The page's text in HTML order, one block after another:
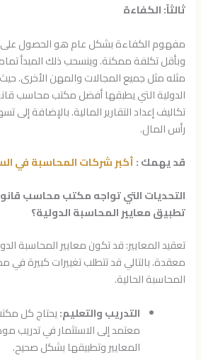
ثالثاً: الكفاءة
مفهوم الكفاءة بشكل عام هو الحصول على
وبأقل تكلفة ممكنة. وينسحب ذلك المبدأ
مثله مثل جميع المجالات والمهن الأخرى.
الدولية التي يطبقها أفضل مكتب محاسب
تكاليف إعداد التقارير المالية. بالإضافة
رأس المال.
قد يهمك :أكبر شركات المحاسبة في
التحديات التي تواجه مكتب محاسب
تطبيق معايير المحاسبة الدولية؟
تعقيد المعايير: قد تكون معايير المحاسبة
معقدة. بالتالي قد تتطلب تغييرات كبيرة
المحاسبة الحالية.
التدريب والتعليم:يحتاج كل
معتمد إلى الاستثمار في تدريب
المعايير وتطبيقها بشكل صحيح.